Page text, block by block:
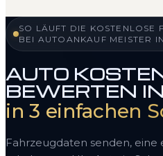
SO LÄUFT DIE KOSTENLOSE
BEI AUTOANKAUF MEISTER
AUTO
BEWERTEN
in 3 einfachen
Fahrzeugdaten senden, eine